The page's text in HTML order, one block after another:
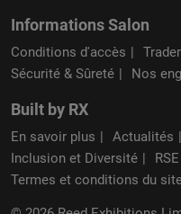
Informations Salon
Conditions d'accès
Sécurité & Sûreté
Nos
Built by RX
En savoir plus Actualités
Inclusion et Diversité
RSE
Termes et conditions du